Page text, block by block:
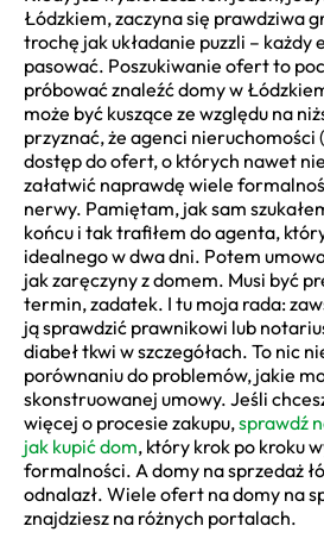
Łódzkiem, zaczyna się prawdziwa
trochę jak układanie puzzli – każdy
pasować. Poszukiwanie ofert to
próbować znaleźć domy w
może być kuszące ze względu na
przyznać, że agenci nieruchomości (
dostęp do ofert, o których nawet
załatwić naprawdę wiele
nerwy. Pamiętam, jak sam
końcu i tak trafiłem do agenta,
idealnego w dwa dni. Potem
jak zaręczyny z domem. Musi być
termin, zadatek. I tu moja rada:
ją sprawdzić prawnikowi lub
diabeł tkwi w szczegółach. To nic
porównaniu do problemów, jakie
skonstruowanej umowy. Jeśli
więcej o procesie zakupu,sprawdź
jak kupić dom, który krok po kroku
formalności. A domy na sprzedaż
odnalazł. Wiele ofert na domy na
znajdziesz na różnych portalach.